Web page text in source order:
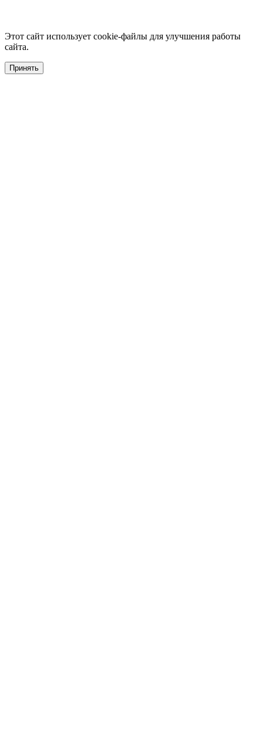
Этот сайт использует cookie-файлы для улучшения работы
сайта.
Принять